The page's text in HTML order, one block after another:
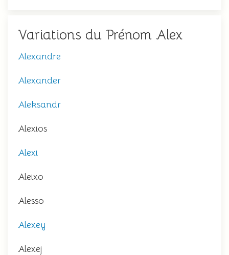
Variations du Prénom Alex
Alexandre
Alexander
Aleksandr
Alexios
Alexi
Aleixo
Alesso
Alexey
Alexej